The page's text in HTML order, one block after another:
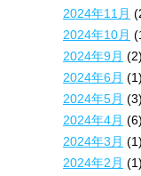
2024年11月
2024年10月
2024年9月 (2)
2024年6月 (1)
2024年5月 (3)
2024年4月 (6)
2024年3月 (1)
2024年2月 (1)